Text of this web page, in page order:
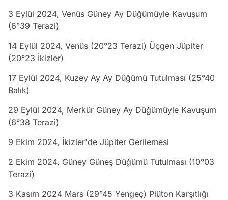
3 Eylül 2024, Venüs Güney Ay Düğümüyle Kavuşum
(6°39 Terazi)
14 Eylül 2024, Venüs (20°23 Terazi) Üçgen Jüpiter
(20°23 İkizler)
17 Eylül 2024, Kuzey Ay Ay Düğümü Tutulması (25°40
Balık)
29 Eylül 2024, Merkür Güney Ay Düğümüyle Kavuşum
(6°38 Terazi)
9 Ekim 2024, İkizler'de Jüpiter Gerilemesi
2 Ekim 2024, Güney Güneş Düğümü Tutulması (10°03
Terazi)
3 Kasım 2024 Mars (29°45 Yengeç) Plüton Karşıtlığı